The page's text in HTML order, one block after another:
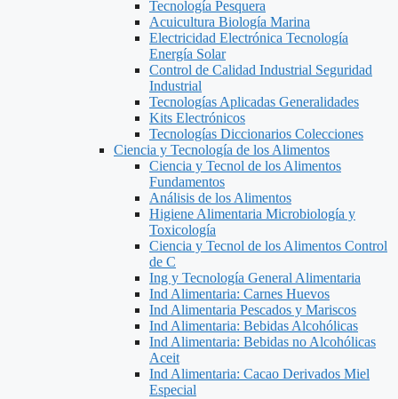
Tecnología Pesquera
Acuicultura Biología Marina
Electricidad Electrónica Tecnología
Energía Solar
Control de Calidad Industrial Seguridad
Industrial
Tecnologías Aplicadas Generalidades
Kits Electrónicos
Tecnologías Diccionarios Colecciones
Ciencia y Tecnología de los Alimentos
Ciencia y Tecnol de los Alimentos
Fundamentos
Análisis de los Alimentos
Higiene Alimentaria Microbiología y
Toxicología
Ciencia y Tecnol de los Alimentos Control
de C
Ing y Tecnología General Alimentaria
Ind Alimentaria: Carnes Huevos
Ind Alimentaria Pescados y Mariscos
Ind Alimentaria: Bebidas Alcohólicas
Ind Alimentaria: Bebidas no Alcohólicas
Aceit
Ind Alimentaria: Cacao Derivados Miel
Especial